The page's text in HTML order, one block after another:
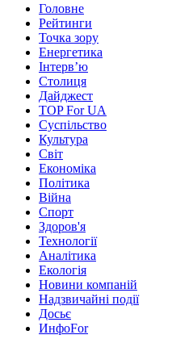
Головне
Рейтинги
Точка зору
Енергетика
Інтерв’ю
Столиця
Дайджест
TOP For UA
Суспiльство
Культура
Світ
Економіка
Політика
Війна
Спорт
Здоров'я
Технології
Аналітика
Екологія
Новини компаній
Надзвичайні події
Досьє
ИнфоFor